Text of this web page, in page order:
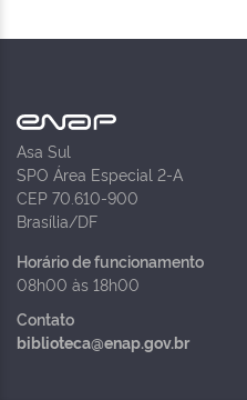
Asa Sul
SPO Área Especial 2-A
CEP 70.610-900
Brasília/DF
Horário de funcionamento
08h00 às 18h00
Contato
biblioteca@enap.gov.br